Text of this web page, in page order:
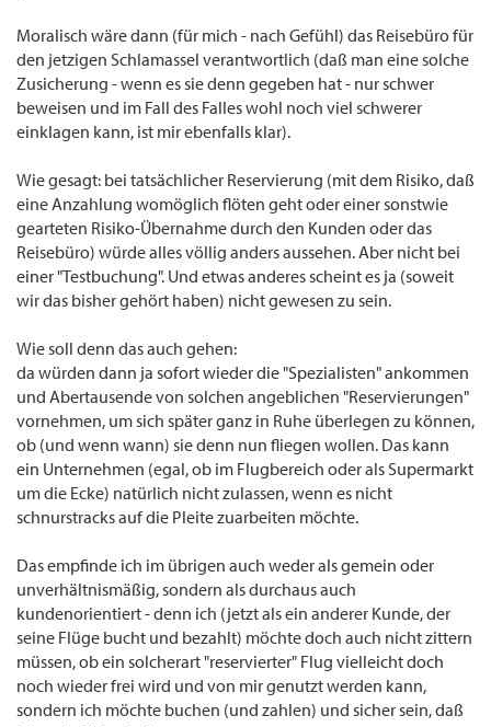
Moralisch wäre dann (für mich - nach Gefühl) das Reisebüro für
den jetzigen Schlamassel verantwortlich (daß man eine solche
Zusicherung - wenn es sie denn gegeben hat - nur schwer
beweisen und im Fall des Falles wohl noch viel schwerer
einklagen kann, ist mir ebenfalls klar).
Wie gesagt: bei tatsächlicher Reservierung (mit dem Risiko, daß
eine Anzahlung womöglich flöten geht oder einer sonstwie
gearteten Risiko-Übernahme durch den Kunden oder das
Reisebüro) würde alles völlig anders aussehen. Aber nicht bei
einer "Testbuchung". Und etwas anderes scheint es ja (soweit
wir das bisher gehört haben) nicht gewesen zu sein.
Wie soll denn das auch gehen:
da würden dann ja sofort wieder die "Spezialisten" ankommen
und Abertausende von solchen angeblichen "Reservierungen"
vornehmen, um sich später ganz in Ruhe überlegen zu können,
ob (und wenn wann) sie denn nun fliegen wollen. Das kann
ein Unternehmen (egal, ob im Flugbereich oder als Supermarkt
um die Ecke) natürlich nicht zulassen, wenn es nicht
schnurstracks auf die Pleite zuarbeiten möchte.
Das empfinde ich im übrigen auch weder als gemein oder
unverhältnismäßig, sondern als durchaus auch
kundenorientiert - denn ich (jetzt als ein anderer Kunde, der
seine Flüge bucht und bezahlt) möchte doch auch nicht zittern
müssen, ob ein solcherart "reservierter" Flug vielleicht doch
noch wieder frei wird und von mir genutzt werden kann,
sondern ich möchte buchen (und zahlen) und sicher sein, daß